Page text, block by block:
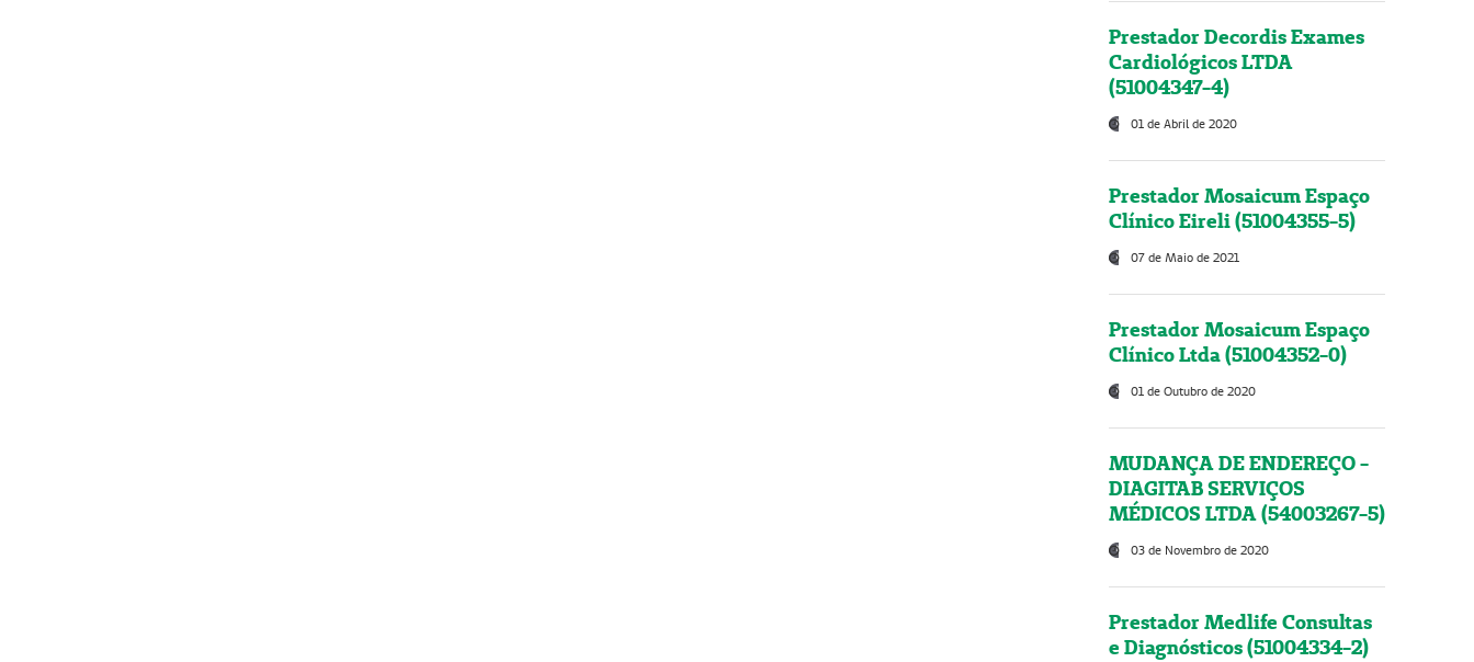
Prestador Decordis Exames
Cardiológicos LTDA
(51004347-4)
01 de Abril de 2020
Prestador Mosaicum Espaço
Clínico Eireli (51004355-5)
07 de Maio de 2021
Prestador Mosaicum Espaço
Clínico Ltda (51004352-0)
01 de Outubro de 2020
MUDANÇA DE ENDEREÇO -
DIAGITAB SERVIÇOS
MÉDICOS LTDA (54003267-5)
03 de Novembro de 2020
Prestador Medlife Consultas
e Diagnósticos (51004334-2)